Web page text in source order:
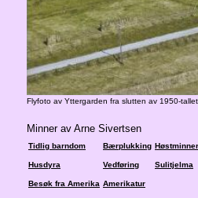
Flyfoto av Yttergarden fra slutten av 1950-tallet
Minner av Arne Sivertsen
Tidlig barndom Bærplukking Høstminner
Husdyra Vedføring Sulitjelma
Besøk fra Amerika Amerikatur